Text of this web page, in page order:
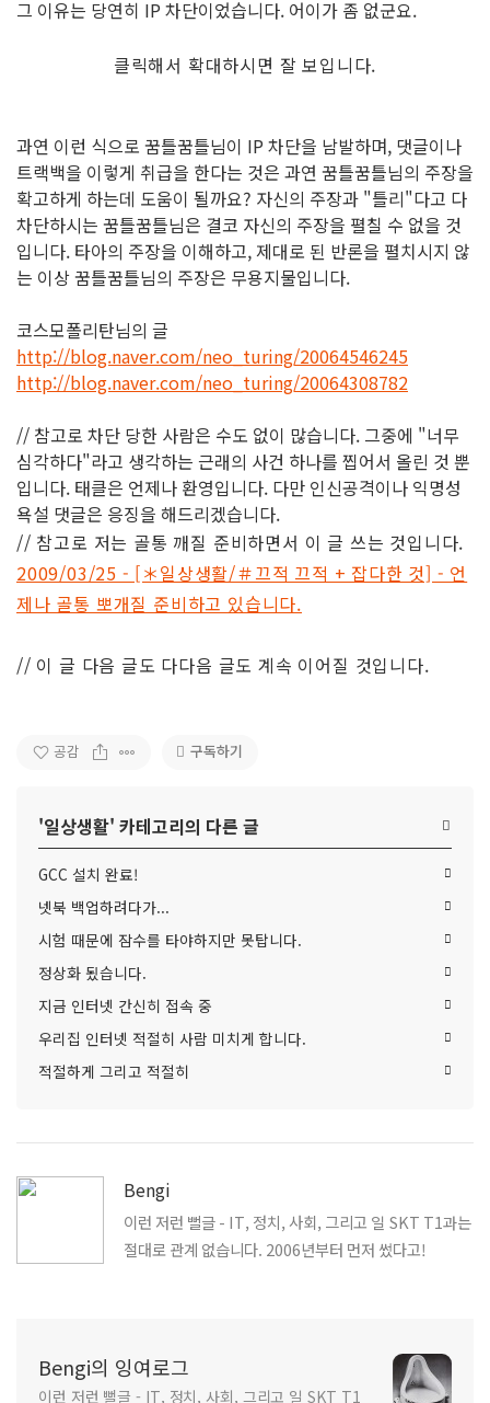
그 이유는 당연히 IP 차단이었습니다. 어이가 좀 없군요.
클릭해서 확대하시면 잘 보입니다.
과연 이런 식으로 꿈틀꿈틀님이 IP 차단을 남발하며, 댓글이나
트랙백을 이렇게 취급을 한다는 것은 과연 꿈틀꿈틀님의 주장을
확고하게 하는데 도움이 될까요? 자신의 주장과 "틀리"다고 다
차단하시는 꿈틀꿈틀님은 결코 자신의 주장을 펼칠 수 없을 것
입니다. 타아의 주장을 이해하고, 제대로 된 반론을 펼치시지 않
는 이상 꿈틀꿈틀님의 주장은 무용지물입니다.
코스모폴리탄님의 글
http://blog.naver.com/neo_turing/20064546245
http://blog.naver.com/neo_turing/20064308782
// 참고로 차단 당한 사람은 수도 없이 많습니다. 그중에 "너무
심각하다"라고 생각하는 근래의 사건 하나를 찝어서 올린 것 뿐
입니다. 태클은 언제나 환영입니다. 다만 인신공격이나 익명성
욕설 댓글은 응징을 해드리겠습니다.
// 참고로 저는 골통 깨질 준비하면서 이 글 쓰는 것입니다.
2009/03/25 - [＊일상생활/＃끄적 끄적 + 잡다한 것] - 언
제나 골통 뽀개질 준비하고 있습니다.
// 이 글 다음 글도 다다음 글도 계속 이어질 것입니다.
공감 구독하기
'일상생활' 카테고리의 다른 글
GCC 설치 완료!
넷북 백업하려다가...
시험 때문에 잠수를 타야하지만 못탑니다.
정상화 됬습니다.
지금 인터넷 간신히 접속 중
우리집 인터넷 적절히 사람 미치게 합니다.
적절하게 그리고 적절히
Bengi
이런 저런 뻘글 - IT, 정치, 사회, 그리고 일 SKT T1과는
절대로 관계 없습니다. 2006년부터 먼저 썼다고!
Bengi의 잉여로그
이런 저런 뻘글 - IT, 정치, 사회, 그리고 일 SKT T1